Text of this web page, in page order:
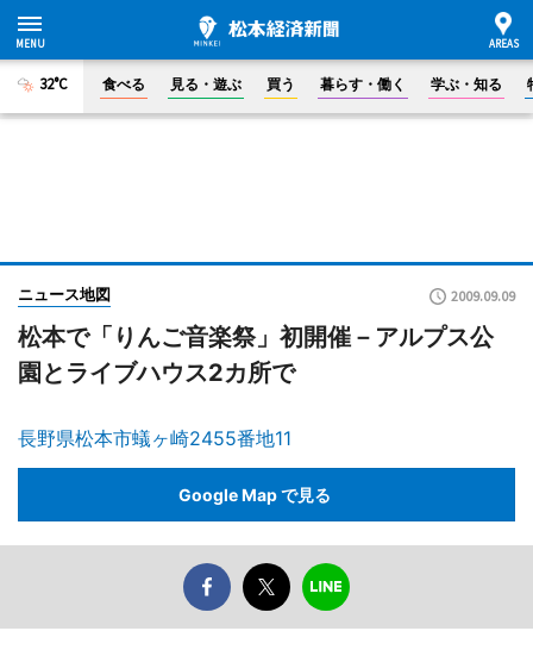
32°C 食べる 見る・遊ぶ 買う 暮らす・働く 学ぶ・知る
ニュース地図 2009.09.09
松本で「りんご音楽祭」初開催－アルプス公
園とライブハウス2カ所で
長野県松本市蟻ヶ崎2455番地11
Google Map で見る